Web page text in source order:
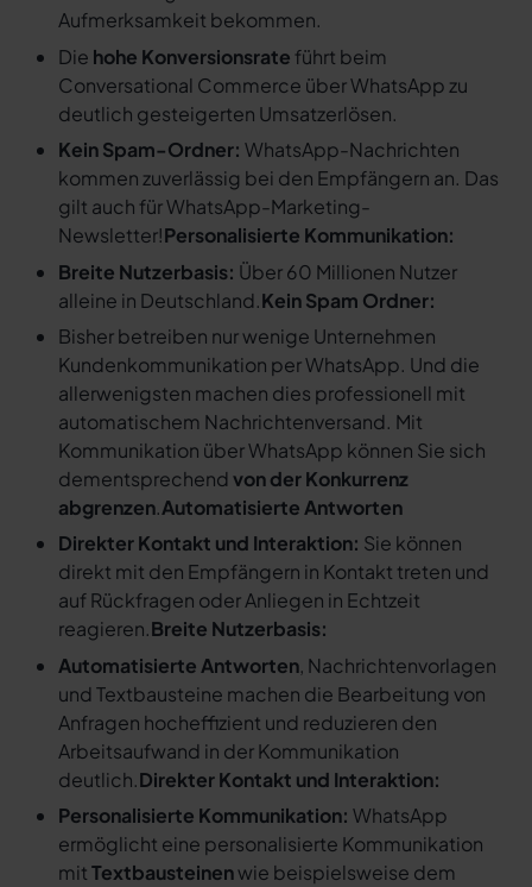
Aufmerksamkeit bekommen.
Die hohe Konversionsrate führt beim
Conversational Commerce über WhatsApp zu
deutlich gesteigerten Umsatzerlösen.
Kein Spam-Ordner: WhatsApp-Nachrichten
kommen zuverlässig bei den Empfängern an. Das
gilt auch für WhatsApp-Marketing-
Newsletter!Personalisierte Kommunikation:
Breite Nutzerbasis: Über 60 Millionen Nutzer
alleine in Deutschland.Kein Spam Ordner:
Bisher betreiben nur wenige Unternehmen
Kundenkommunikation per WhatsApp. Und die
allerwenigsten machen dies professionell mit
automatischem Nachrichtenversand. Mit
Kommunikation über WhatsApp können Sie sich
dementsprechendvon der Konkurrenz
abgrenzen.Automatisierte Antworten
Direkter Kontakt und Interaktion: Sie können
direkt mit den Empfängern in Kontakt treten und
auf Rückfragen oder Anliegen in Echtzeit
reagieren.Breite Nutzerbasis:
Automatisierte Antworten, Nachrichtenvorlagen
und Textbausteine machen die Bearbeitung von
Anfragen hocheffizient und reduzieren den
Arbeitsaufwand in der Kommunikation
deutlich.Direkter Kontakt und Interaktion:
Personalisierte Kommunikation: WhatsApp
ermöglicht eine personalisierte Kommunikation
mitTextbausteinenwie beispielsweise dem